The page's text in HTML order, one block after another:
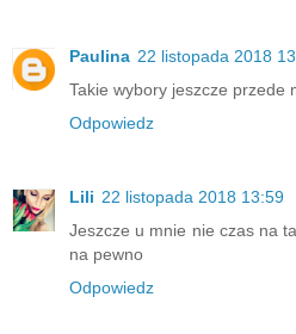
Paulina 22 listopada 2018
Takie wybory jeszcze przede
Odpowiedz
Lili 22 listopada 2018 13:59
Jeszcze u mnie nie czas na
na pewno
Odpowiedz